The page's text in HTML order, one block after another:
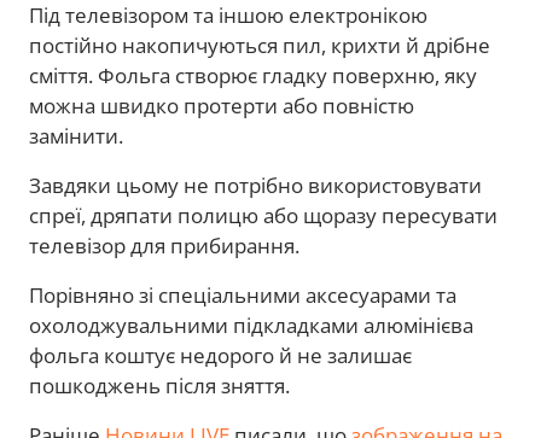
Під телевізором та іншою електронікою
постійно накопичуються пил, крихти й дрібне
сміття. Фольга створює гладку поверхню, яку
можна швидко протерти або повністю
замінити.
Завдяки цьому не потрібно використовувати
спреї, дряпати полицю або щоразу пересувати
телевізор для прибирання.
Порівняно зі спеціальними аксесуарами та
охолоджувальними підкладками алюмінієва
фольга коштує недорого й не залишає
пошкоджень після зняття.